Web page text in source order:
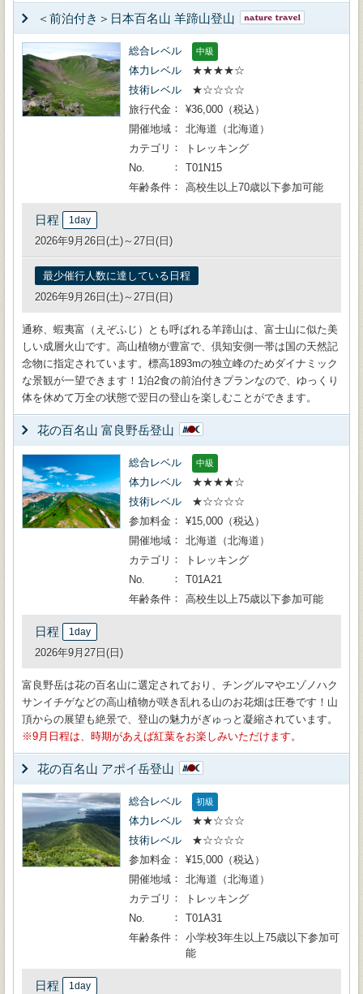
＜前泊付き＞日本百名山 羊蹄山登山
総合レベル 中級
体力レベル
★★★★☆
技術レベル
★☆☆☆☆
旅行代金
¥36,000（税込）
開催地域
北海道（北海道）
カテゴリ
トレッキング
No.
T01N15
年齢条件
高校生以上70歳以下参加可能
日程 1day
2026年9月26日(土)～27日(日)
最少催行人数に達している日程
2026年9月26日(土)～27日(日)
通称、蝦夷富（えぞふじ）とも呼ばれる羊蹄山は、富士山に似た美
しい成層火山です。高山植物が豊富で、倶知安側一帯は国の天然記
念物に指定されています。標高1893mの独立峰のためダイナミック
な景観が一望できます！1泊2食の前泊付きプランなので、ゆっくり
体を休めて万全の状態で翌日の登山を楽しむことができます。
花の百名山 富良野岳登山
総合レベル 中級
体力レベル
★★★★☆
技術レベル
★☆☆☆☆
参加料金
¥15,000（税込）
開催地域
北海道（北海道）
カテゴリ
トレッキング
No.
T01A21
年齢条件
高校生以上75歳以下参加可能
日程 1day
2026年9月27日(日)
富良野岳は花の百名山に選定されており、チングルマやエゾノハク
サンイチゲなどの高山植物が咲き乱れる山のお花畑は圧巻です！山
頂からの展望も絶景で、登山の魅力がぎゅっと凝縮されています。
9月日程は、時期があえば紅葉をお楽しみいただけます。
花の百名山 アポイ岳登山
総合レベル 初級
体力レベル
★★☆☆☆
技術レベル
★☆☆☆☆
参加料金
¥15,000（税込）
開催地域
北海道（北海道）
カテゴリ
トレッキング
No.
T01A31
年齢条件
小学校3年生以上75歳以下参加可
能
日程 1day